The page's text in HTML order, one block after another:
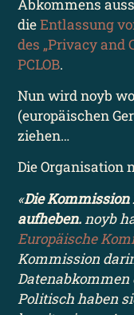
Abkommens
dieEntlassung
des „Privacy and
PCLOB.
Nun wird noyb
(europäischen
ziehen…
Die Organisation
«Die Kommission
aufheben.noyb
Europäische
Kommission
Politisch haben